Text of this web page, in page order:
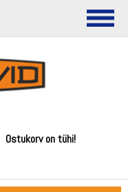
Ostukorv on tühi!